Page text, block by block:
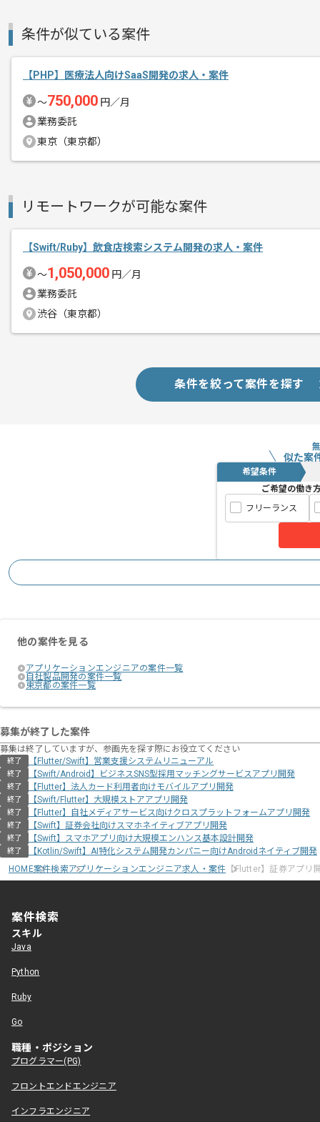
精算・お支払い
精算基準時間
その他募集要項
エージェントからのコ
大手金融グループが展開する toC向け
デスクトップアプリの開発に携わって
個人投資家向けの取引基盤を支えるシ
現場の特徴としては、
・大規模サービスならではの負荷試験
といった魅力があります。
一部リモートを取り入れたハイブリッ
toC金融 × 大規模サービス × モダン開
条件が似ている案件
【PHP】医療法人向けSaaS開発の求人・案件
〜750,000 円／月
業務委託
東京（東京都）
リモートワークが可能な案件
【Swift/Ruby】飲食店検索システム開発の求人・案件
〜1,050,000 円／月
業務委託
渋谷（東京都）
条件を絞って案件を探す
似た案
希望条件
ご希望の働き
フリーランス
他の案件を見る
アプリケーションエンジニアの案件一覧
自社製品開発の案件一覧
東京都の案件一覧
募集が終了した案件
募集は終了していますが、参画先を探す際にお役立てください
終了 【Flutter/Swift】営業支援システムリニューアル
終了 【Swift/Android】ビジネスSNS型採用マッチングサービスアプリ開発
終了 【Flutter】法人カード利用者向けモバイルアプリ開発
終了 【Swift/Flutter】大規模ストアアプリ開発
終了 【Flutter】自社メディアサービス向けクロスプラットフォームアプリ開発
終了 【Swift】証券会社向けスマホネイティブアプリ開発
終了 【Swift】スマホアプリ向け大規模エンハンス基本設計開発
終了
【Kotlin/Swift】AI特化システム開発カンパニー向けAndroidネイティブ開発
HOME案件検索アプリケーションエンジニア求人・案件 【Flutter】証券アプリ
案件検索
スキル
Java
Python
Ruby
Go
職種・ポジション
プログラマー(PG)
フロントエンドエンジニア
インフラエンジニア